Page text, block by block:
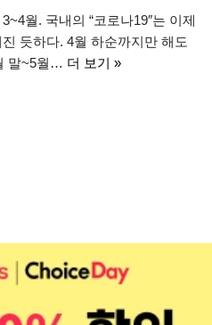
월. 국내의 “코로나19″는 이제
듯하다. 4월 하순까지만 해도
말~5월… 더 보기 »